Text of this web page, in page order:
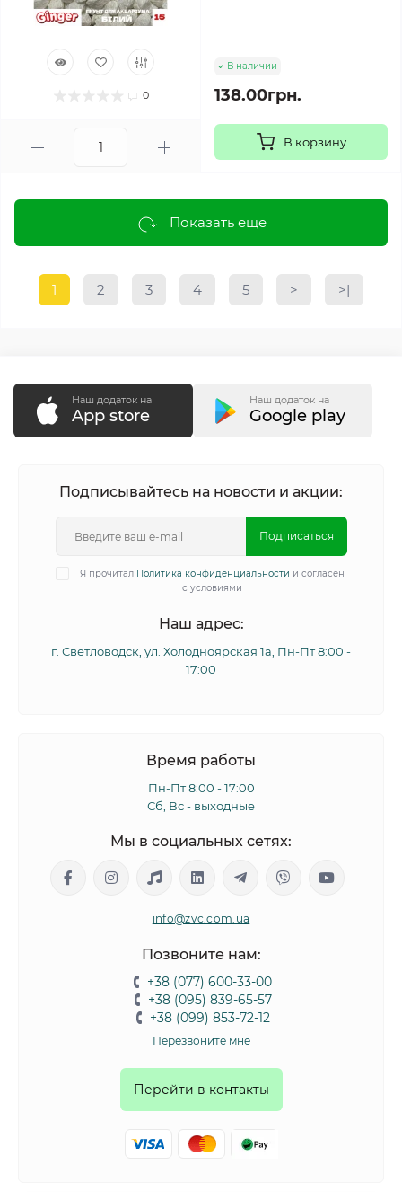
0
В наличии
138.00грн.
В корзину
Показать еще
1 2 3 4 5 > >|
Наш додаток на
App store
Наш додаток на
Google play
Подписывайтесь на новости и акции:
Подписаться
Я прочитал Политика конфиденциальности и согласен
с условиями
Наш адрес:
г. Светловодск, ул. Холодноярская 1а, Пн-Пт 8:00 -
17:00
Время работы
Пн-Пт 8:00 - 17:00
Сб, Вс - выходные
Мы в социальных сетях:
info@zvc.com.ua
Позвоните нам:
+38 (077) 600-33-00
+38 (095) 839-65-57
+38 (099) 853-72-12
Перезвоните мне
Перейти в контакты